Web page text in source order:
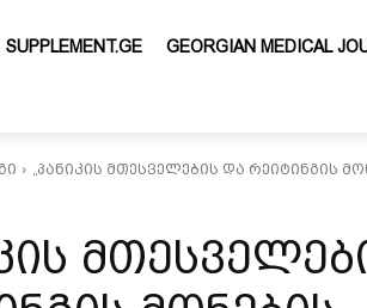
SUPPLEMENT.GE GEORGIAN MEDICAL
„პანიკის მთესველების და რეიტინგის